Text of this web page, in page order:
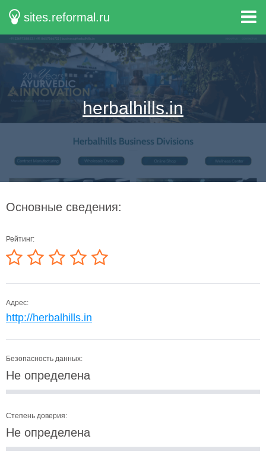
sites.reformal.ru
herbalhills.in
Основные сведения:
Рейтинг:
Адрес:
http://herbalhills.in
Безопасность данных:
Не определена
Степень доверия:
Не определена